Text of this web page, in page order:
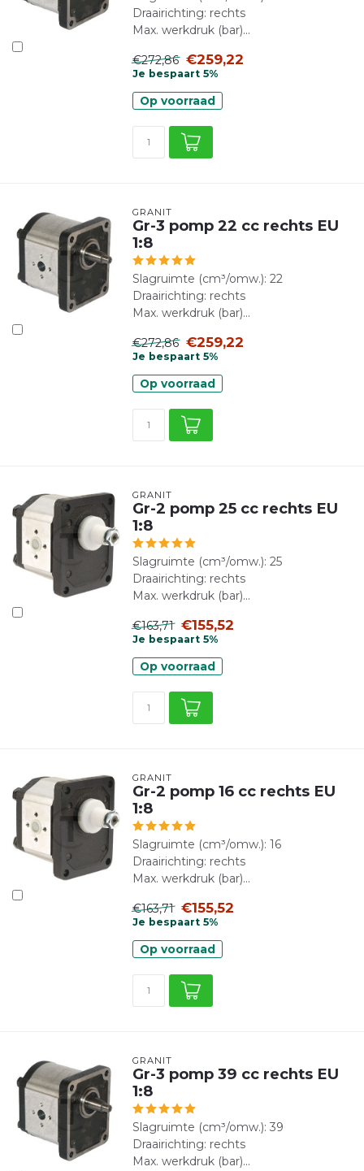
Draairichting: rechts
Max. werkdruk (bar)...
€272,86 €259,22
Je bespaart 5%
Op voorraad
GRANIT
Gr-3 pomp 22 cc rechts EU
1:8
Slagruimte (cm³/omw.): 22
Draairichting: rechts
Max. werkdruk (bar)...
€272,86 €259,22
Je bespaart 5%
Op voorraad
GRANIT
Gr-2 pomp 25 cc rechts EU
1:8
Slagruimte (cm³/omw.): 25
Draairichting: rechts
Max. werkdruk (bar)...
€163,71 €155,52
Je bespaart 5%
Op voorraad
GRANIT
Gr-2 pomp 16 cc rechts EU
1:8
Slagruimte (cm³/omw.): 16
Draairichting: rechts
Max. werkdruk (bar)...
€163,71 €155,52
Je bespaart 5%
Op voorraad
GRANIT
Gr-3 pomp 39 cc rechts EU
1:8
Slagruimte (cm³/omw.): 39
Draairichting: rechts
Max. werkdruk (bar)...